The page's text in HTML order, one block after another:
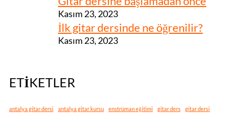
Kasım 23, 2023
İlk gitar dersinde ne öğrenilir?
Kasım 23, 2023
ETIKETLER
antalya gitar dersi antalya gitar kursu enstrüman eğitimi gitar ders gitar dersi